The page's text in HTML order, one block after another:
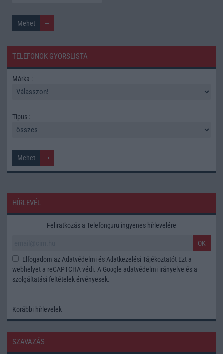
TELEFONOK GYORSLISTA
Márka :
Tipus :
HÍRLEVÉL
Feliratkozás a Telefonguru ingyenes hírlevelére
OK
Elfogadom az Adatvédelmi és Adatkezelési Tájékoztatót Ezt a
webhelyet a reCAPTCHA védi. A Google adatvédelmi irányelve és a
szolgáltatási feltételek érvényesek.
Korábbi hírlevelek
SZAVAZÁS